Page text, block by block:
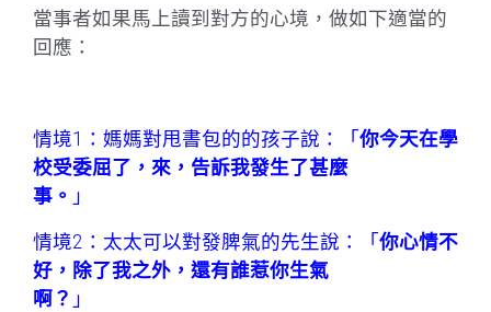
當事者如果馬上讀到對方的心境，做如下適當的
回應：
情境1 ：媽媽對甩書包的的孩子說：「 你今天在學
校受委屈了，來，告訴我發生了甚麼
事。 」
情境2 ：太太可以對發脾氣的先生說：「 你心情不
好，除了我之外，還有誰惹你生氣
啊？ 」